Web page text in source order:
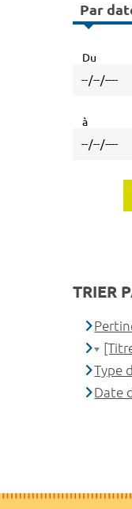
Par
Du
à
TRIER
Type
Date